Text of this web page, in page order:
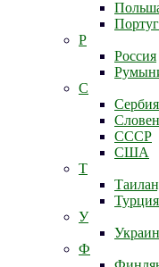
Р
Россия
С
Сербия
СССР
США
Т
Турция
У
Ф